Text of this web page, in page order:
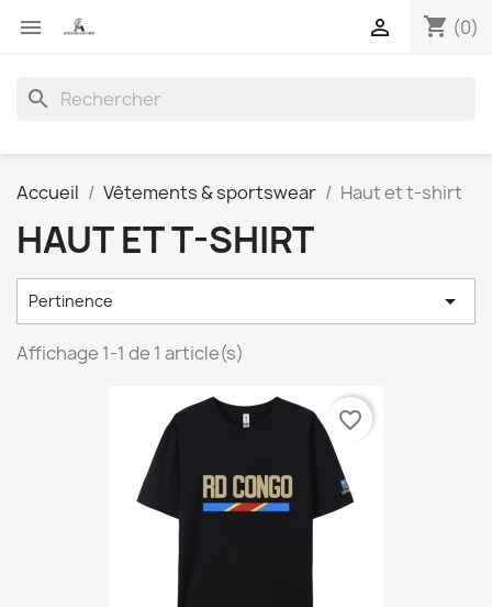
 shopping_cart (0)

search
Accueil Vêtements & sportswear Haut et t-shirt
HAUT ET T-SHIRT
Pertinence 
Affichage 1-1 de 1 article(s)
favorite_border